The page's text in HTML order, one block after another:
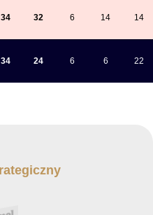
34 32 6 14 14
34 24 6 6 22